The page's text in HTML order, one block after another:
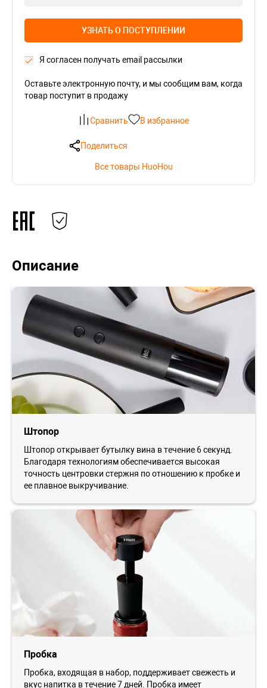
УЗНАТЬ О ПОСТУПЛЕНИИ
Я согласен получать email рассылки
Оставьте электронную почту, и мы сообщим вам, когда
товар поступит в продажу
Сравнить В избранное
Поделиться
Все товары HuoHou
Описание
Штопор
Штопор открывает бутылку вина в течение 6 секунд.
Благодаря технологиям обеспечивается высокая
точность центровки стержня по отношению к пробке и
ее плавное выкручивание.
Пробка
Пробка, входящая в набор, поддерживает свежесть и
вкус напитка в течение 7 дней. Пробка имеет